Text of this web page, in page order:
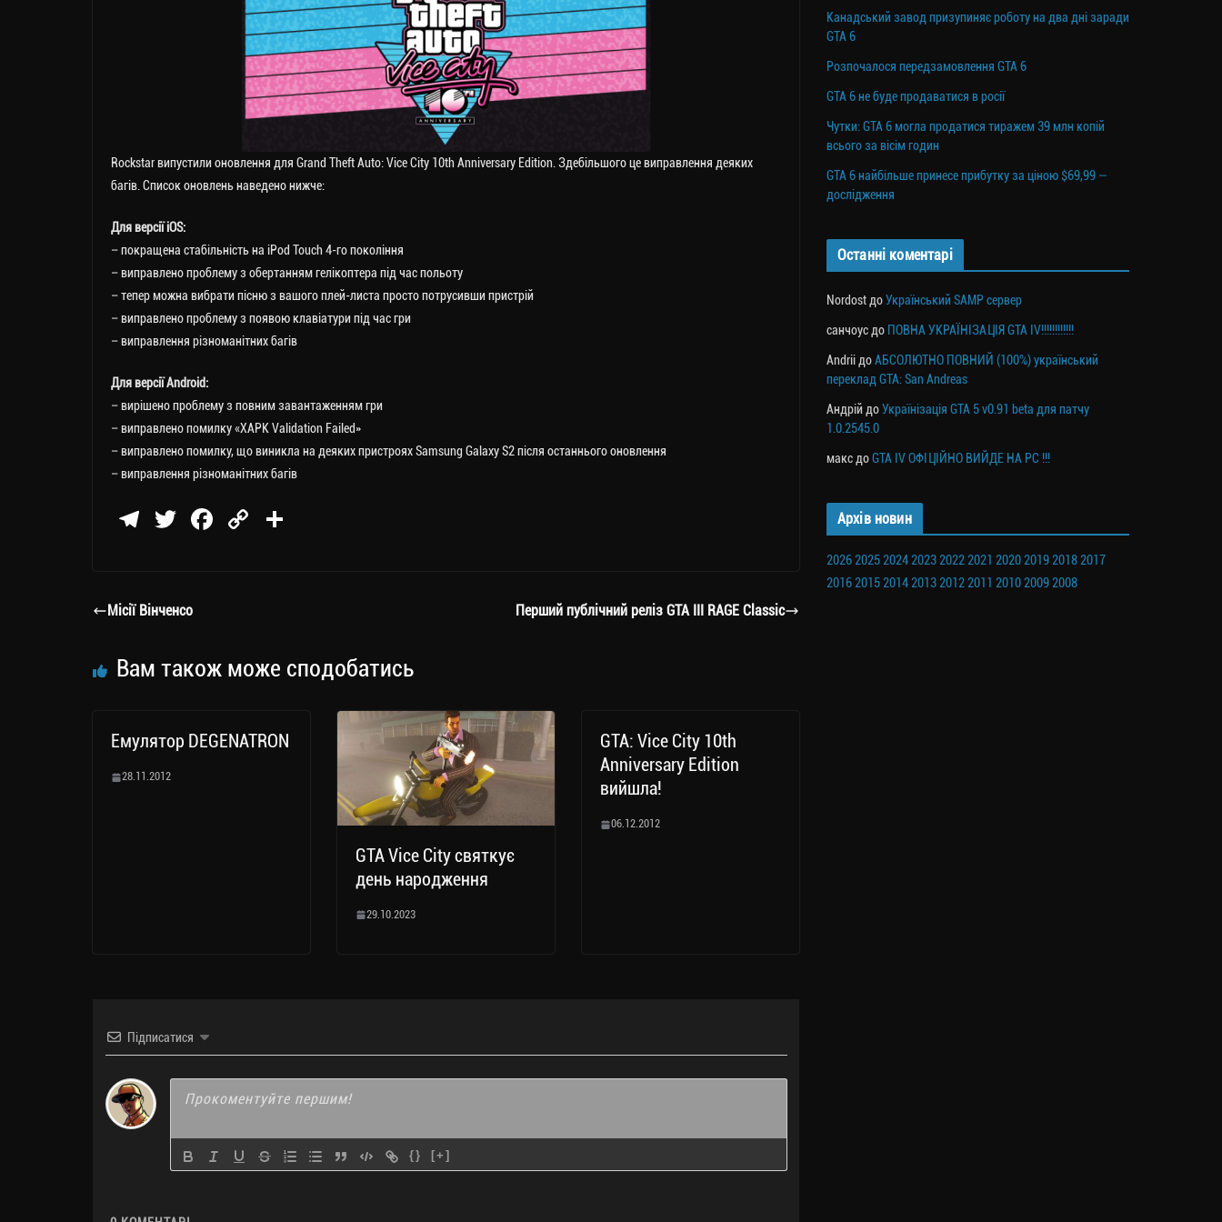
Rockstar випустили оновлення для Grand Theft Auto: Vice City 10th Anniversary Edition. Здебільшого це виправлення деяких
багів. Список оновлень наведено нижче:
Для версії iOS:
– покращена стабільність на iPod Touch 4-го покоління
– виправлено проблему з обертанням гелікоптера під час польоту
– тепер можна вибрати пісню з вашого плей-листа просто потрусивши пристрій
– виправлено проблему з появою клавіатури під час гри
– виправлення різноманітних багів
Для версії Android:
– вирішено проблему з повним завантаженням гри
– виправлено помилку «XAPK Validation Failed»
– виправлено помилку, що виникла на деяких пристроях Samsung Galaxy S2 після останнього оновлення
– виправлення різноманітних багів
Te
a
T
er
Fa
C
ся
Місії Вінченcо Перший публічний реліз GTA III RAGE Classic
Вам також може сподобатись
Емулятор DEGENATRON
28.11.2012
GTA Vice City святкує
день народження
29.10.2023
GTA: Vice City 10th
Anniversary Edition
вийшла!
06.12.2012
Підписатися
{} [+]
Канадський завод призупиняє роботу на два дні заради
GTA 6
Розпочалося передзамовлення GTA 6
GTA 6 не буде продаватися в росії
Чутки: GTA 6 могла продатися тиражем 39 млн копій
всього за вісім годин
GTA 6 найбільше принесе прибутку за ціною $69,99 —
дослідження
Останні коментарі
Nordost доУкраїнський SAMP сервер
санчоус до ПОВНА УКРАЇНІЗАЦІЯ GTA IV!!!!!!!!!!!!
Andrii доАБСОЛЮТНО ПОВНИЙ (100%) український
переклад GTA: San Andreas
Андрій доУкраїнізація GTA 5 v0.91 beta для патчу
1.0.2545.0
макс доGTA IV ОФІЦІЙНО ВИЙДЕ НА PC !!!
Архів новин
202620252024202320222021 2020201920182017
201620152014201320122011 201020092008